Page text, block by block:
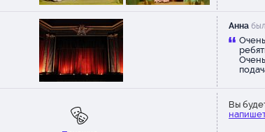
Анна
Вы